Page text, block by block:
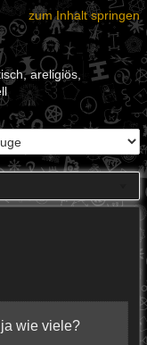
zum Inhalt springen
areligiös,
wie viele?